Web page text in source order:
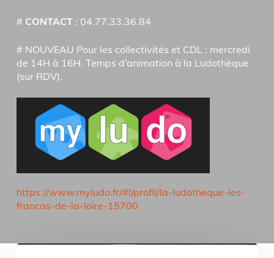
# CONTACT: 04.77.33.36.84
# NOUVEAU Pour les collectivités et CDL : mercredi
de 14H à 16H. Temps d’animation à la Ludothèque
(sur RDV).
https://www.myludo.fr/#!/profil/la-ludotheque-les-
francas-de-la-loire-15700
Conférence